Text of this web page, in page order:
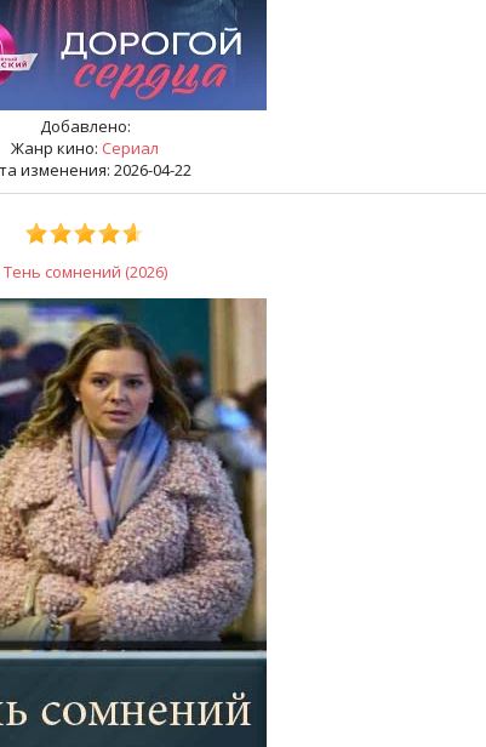
Добавлено:
Жанр кино: Сериал
изменения: 2026-04-22
Тень сомнений (2026)